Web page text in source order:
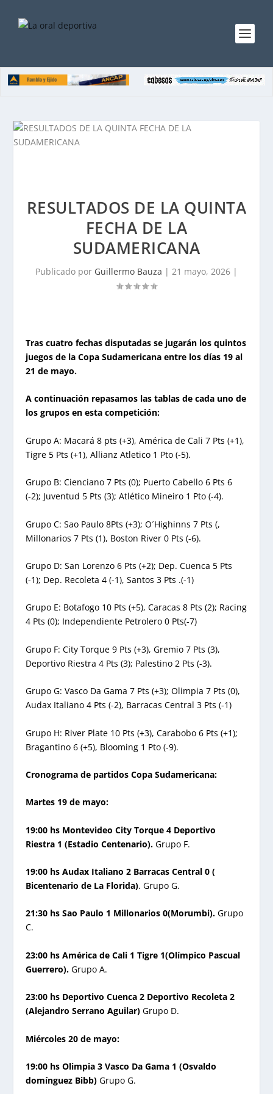
RESULTADOS DE LA QUINTA
FECHA DE LA
SUDAMERICANA
Publicado por Guillermo Bauza | 21 mayo, 2026 |
Tras cuatro fechas disputadas se jugarán los quintos
juegos de la Copa Sudamericana entre los días 19 al
21 de mayo.
A continuación repasamos las tablas de cada uno de
los grupos en esta competición:
Grupo A: Macará 8 pts (+3), América de Cali 7 Pts (+1),
Tigre 5 Pts (+1), Allianz Atletico 1 Pto (-5).
Grupo B: Cienciano 7 Pts (0); Puerto Cabello 6 Pts 6
(-2); Juventud 5 Pts (3); Atlético Mineiro 1 Pto (-4).
Grupo C: Sao Paulo 8Pts (+3); O´Highinns 7 Pts (,
Millonarios 7 Pts (1), Boston River 0 Pts (-6).
Grupo D: San Lorenzo 6 Pts (+2); Dep. Cuenca 5 Pts
(-1); Dep. Recoleta 4 (-1), Santos 3 Pts .(-1)
Grupo E: Botafogo 10 Pts (+5), Caracas 8 Pts (2); Racing
4 Pts (0); Independiente Petrolero 0 Pts(-7)
Grupo F: City Torque 9 Pts (+3), Gremio 7 Pts (3),
Deportivo Riestra 4 Pts (3); Palestino 2 Pts (-3).
Grupo G: Vasco Da Gama 7 Pts (+3); Olimpia 7 Pts (0),
Audax Italiano 4 Pts (-2), Barracas Central 3 Pts (-1)
Grupo H: River Plate 10 Pts (+3), Carabobo 6 Pts (+1);
Bragantino 6 (+5), Blooming 1 Pto (-9).
Cronograma de partidos Copa Sudamericana:
Martes 19 de mayo:
19:00 hs Montevideo City Torque 4 Deportivo
Riestra 1 (Estadio Centenario). Grupo F.
19:00 hs Audax Italiano 2 Barracas Central 0 (
Bicentenario de La Florida). Grupo G.
21:30 hs Sao Paulo 1 Millonarios 0(Morumbi). Grupo
C.
23:00 hs América de Cali 1 Tigre 1(Olímpico Pascual
Guerrero). Grupo A.
23:00 hs Deportivo Cuenca 2 Deportivo Recoleta 2
(Alejandro Serrano Aguilar) Grupo D.
Miércoles 20 de mayo:
19:00 hs Olimpia 3 Vasco Da Gama 1 (Osvaldo
domínguez Bibb) Grupo G.